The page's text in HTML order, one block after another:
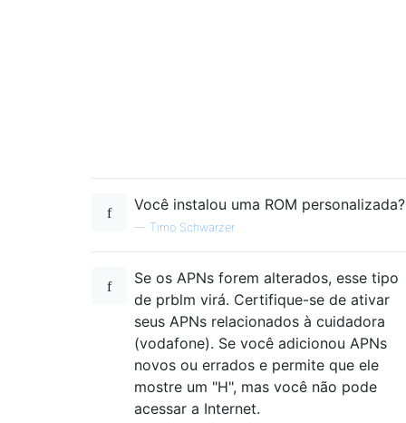
Você instalou uma ROM personalizada?
— Timo Schwarzer
Se os APNs forem alterados, esse tipo
de prblm virá. Certifique-se de ativar
seus APNs relacionados à cuidadora
(vodafone). Se você adicionou APNs
novos ou errados e permite que ele
mostre um "H", mas você não pode
acessar a Internet.